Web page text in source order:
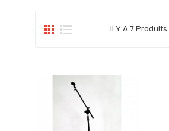
Il Y A 7 Produits.